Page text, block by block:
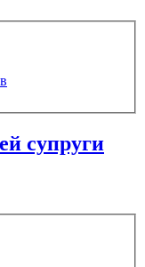
супруги